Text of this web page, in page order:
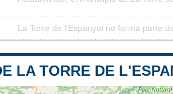
La Torre de l'Espanyol no forma parte
LA TORRE DE